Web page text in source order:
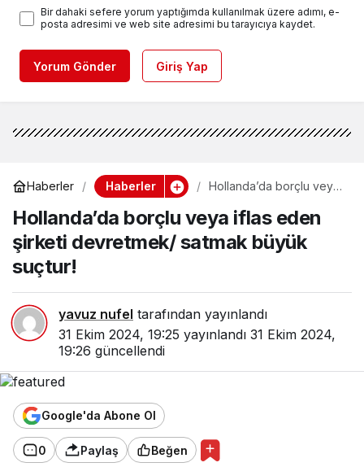
Bir dahaki sefere yorum yaptığımda kullanılmak üzere adımı, e-
posta adresimi ve web site adresimi bu tarayıcıya kaydet.
Yorum Gönder Giriş Yap
Haberler Haberler
Hollanda’da borçlu veya
devretmek/ satmak
büyük suçtur!
Hollanda’da borçlu veya iflas eden
şirketi devretmek/ satmak büyük
suçtur!
yavuz nufel tarafından yayınlandı
31 Ekim 2024, 19:25 yayınlandı 31 Ekim 2024,
19:26 güncellendi
Google'da Abone Ol
0 Paylaş Beğen